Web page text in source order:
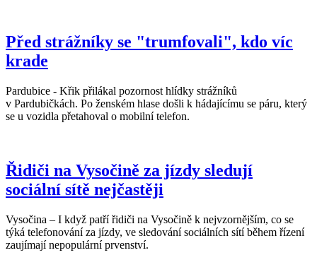
Před strážníky se "trumfovali", kdo víc
krade
Pardubice - Křik přilákal pozornost hlídky strážníků
v Pardubičkách. Po ženském hlase došli k hádajícímu se páru, který
se u vozidla přetahoval o mobilní telefon.
Řidiči na Vysočině za jízdy sledují
sociální sítě nejčastěji
Vysočina – I když patří řidiči na Vysočině k nejvzornějším, co se
týká telefonování za jízdy, ve sledování sociálních sítí během řízení
zaujímají nepopulární prvenství.